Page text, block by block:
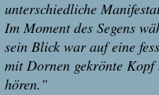
unterschiedliche
Im Moment des Segens
sein Blick war auf eine
mit Dornen gekrönte Kopf
hören."